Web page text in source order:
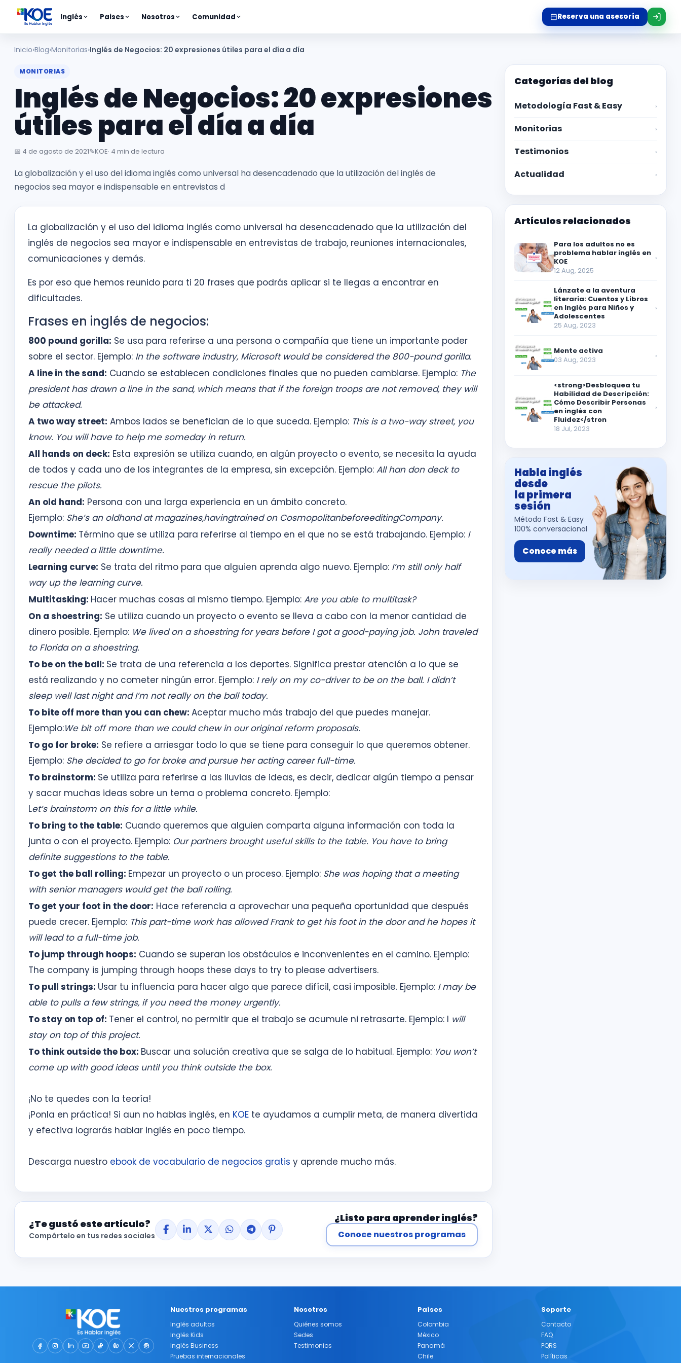
Inglés Paises Nosotros Comunidad Reserva una asesoría
Inicio Blog Monitorias Inglés de Negocios: 20 expresiones útiles para el día a día
MONITORIAS
Inglés de Negocios: 20 expresiones
útiles para el día a día
📅 4 de agosto de 2021✎️KOE· 4 min de lectura
La globalización y el uso del idioma inglés como universal ha desencadenado que la utilización del inglés de
negocios sea mayor e indispensable en entrevistas d
La globalización y el uso del idioma inglés como universal ha desencadenado que la utilización del
inglés de negocios sea mayor e indispensable en entrevistas de trabajo, reuniones internacionales,
comunicaciones y demás.
Es por eso que hemos reunido para ti 20 frases que podrás aplicar si te llegas a encontrar en
dificultades.
Frases en inglés de negocios:
800 pound gorilla: Se usa para referirse a una persona o compañía que tiene un importante poder
sobre el sector. Ejemplo: In the software industry, Microsoft would be considered the 800-pound gorilla.
A line in the sand: Cuando se establecen condiciones finales que no pueden cambiarse. Ejemplo: The
president has drawn a line in the sand, which means that if the foreign troops are not removed, they will
be attacked.
A two way street: Ambos lados se benefician de lo que suceda. Ejemplo: This is a two-way street, you
know. You will have to help me someday in return.
All hands on deck: Esta expresión se utiliza cuando, en algún proyecto o evento, se necesita la ayuda
de todos y cada uno de los integrantes de la empresa, sin excepción. Ejemplo: All han don deck to
rescue the pilots.
An old hand: Persona con una larga experiencia en un ámbito concreto.
Ejemplo: She’s an oldhand at magazines,havingtrained on CosmopolitanbeforeeditingCompany.
Downtime: Término que se utiliza para referirse al tiempo en el que no se está trabajando. Ejemplo: I
really needed a little downtime.
Learning curve: Se trata del ritmo para que alguien aprenda algo nuevo. Ejemplo: I’m still only half
way up the learning curve.
Multitasking: Hacer muchas cosas al mismo tiempo. Ejemplo: Are you able to multitask?
On a shoestring: Se utiliza cuando un proyecto o evento se lleva a cabo con la menor cantidad de
dinero posible. Ejemplo: We lived on a shoestring for years before I got a good-paying job. John traveled
to Florida on a shoestring.
To be on the ball: Se trata de una referencia a los deportes. Significa prestar atención a lo que se
está realizando y no cometer ningún error. Ejemplo: I rely on my co-driver to be on the ball. I didn’t
sleep well last night and I’m not really on the ball today.
To bite off more than you can chew: Aceptar mucho más trabajo del que puedes manejar.
Ejemplo:We bit off more than we could chew in our original reform proposals.
To go for broke: Se refiere a arriesgar todo lo que se tiene para conseguir lo que queremos obtener.
Ejemplo: She decided to go for broke and pursue her acting career full-time.
To brainstorm: Se utiliza para referirse a las lluvias de ideas, es decir, dedicar algún tiempo a pensar
y sacar muchas ideas sobre un tema o problema concreto. Ejemplo:
Let’s brainstorm on this for a little while.
To bring to the table: Cuando queremos que alguien comparta alguna información con toda la
junta o con el proyecto. Ejemplo: Our partners brought useful skills to the table. You have to bring
definite suggestions to the table.
To get the ball rolling: Empezar un proyecto o un proceso. Ejemplo: She was hoping that a meeting
with senior managers would get the ball rolling.
To get your foot in the door: Hace referencia a aprovechar una pequeña oportunidad que después
puede crecer. Ejemplo: This part-time work has allowed Frank to get his foot in the door and he hopes it
will lead to a full-time job.
To jump through hoops: Cuando se superan los obstáculos e inconvenientes en el camino. Ejemplo:
The company is jumping through hoops these days to try to please advertisers.
To pull strings: Usar tu influencia para hacer algo que parece difícil, casi imposible. Ejemplo: I may be
able to pulls a few strings, if you need the money urgently.
To stay on top of: Tener el control, no permitir que el trabajo se acumule ni retrasarte. Ejemplo: I will
stay on top of this project.
To think outside the box: Buscar una solución creativa que se salga de lo habitual. Ejemplo: You won’t
come up with good ideas until you think outside the box.
¡No te quedes con la teoría!
¡Ponla en práctica! Si aun no hablas inglés, en KOE te ayudamos a cumplir meta, de manera divertida
y efectiva lograrás hablar inglés en poco tiempo.
Descarga nuestro ebook de vocabulario de negocios gratis y aprende mucho más.
¿Te gustó este artículo?
Compártelo en tus redes sociales
¿Listo para aprender inglés?
Conoce nuestros programas
Categorías del blog
Metodología Fast & Easy ›
Monitorias ›
Testimonios ›
Actualidad ›
Artículos relacionados
Para los adultos no es
problema hablar inglés en
KOE
12 Aug, 2025
›
Lánzate a la aventura
literaria: Cuentos y Libros
en Inglés para Niños y
Adolescentes
25 Aug, 2023
›
Mente activa
03 Aug, 2023 ›
<strong>Desbloquea tu
Habilidad de Descripción:
Cómo Describir Personas
en inglés con
Fluidez</stron
18 Jul, 2023
›
Habla inglés
desde
la primera
sesión
Método Fast & Easy
100% conversacional
Conoce más
Nuestros programas
Inglés adultos
Inglés Kids
Inglés Business
Pruebas internacionales
Nosotros
Quiénes somos
Sedes
Testimonios
Países
Colombia
México
Panamá
Chile
Soporte
Contacto
FAQ
PQRS
Políticas